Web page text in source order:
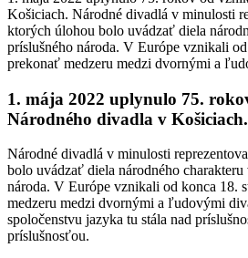
Košiciach. Národné divadlá v minulosti
ktorých úlohou bolo uvádzať diela
príslušného národa. V Európe vznikali
prekonať medzeru medzi dvornými a
1. mája 2022 uplynulo 75.
Národného divadla v Košiciach.
Národné divadlá v minulosti
bolo uvádzať diela národného
národa. V Európe vznikali od konca 18.
medzeru medzi dvornými a ľudovými
spoločenstvu jazyka tu stála nad
príslušnosťou.